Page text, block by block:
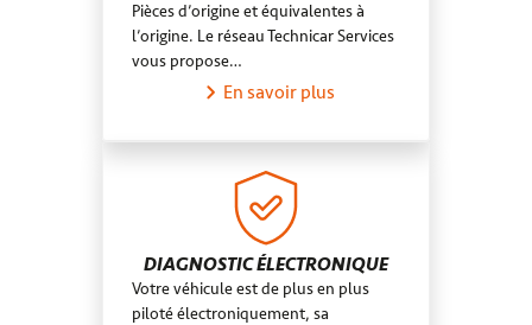
Pièces d’origine et équivalentes à
l’origine. Le réseau Technicar Services
vous propose…
En savoir plus
DIAGNOSTIC ÉLECTRONIQUE
Votre véhicule est de plus en plus
piloté électroniquement, sa